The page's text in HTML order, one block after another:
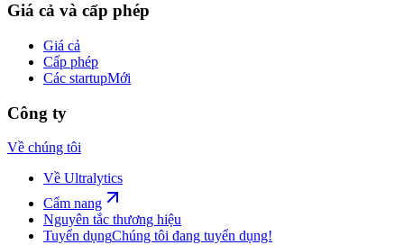
Giá cả và cấp phép
Giá cả
Cấp phép
Các startupMới
Công ty
Về chúng tôi
Về Ultralytics
Cẩm nang
Nguyên tắc thương hiệu
Tuyển dụngChúng tôi đang tuyển dụng!